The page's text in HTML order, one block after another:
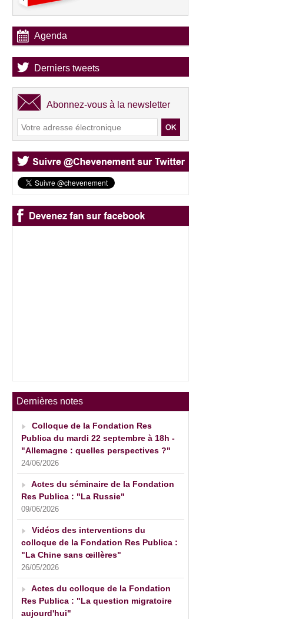
Agenda
Derniers tweets
Abonnez-vous à la newsletter
Dernières notes
Colloque de la Fondation Res
Publica du mardi 22 septembre à 18h -
"Allemagne : quelles perspectives ?"
24/06/2026
Actes du séminaire de la Fondation
Res Publica : "La Russie"
09/06/2026
Vidéos des interventions du
colloque de la Fondation Res Publica :
"La Chine sans œillères"
26/05/2026
Actes du colloque de la Fondation
Res Publica : "La question migratoire
aujourd'hui"